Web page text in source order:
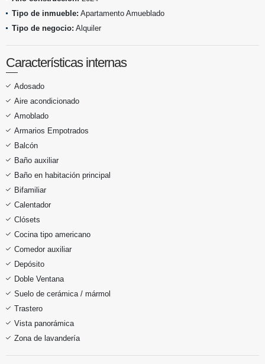
Tipo de inmueble: Apartamento Amueblado
Tipo de negocio: Alquiler
Características internas
Adosado
Aire acondicionado
Amoblado
Armarios Empotrados
Balcón
Baño auxiliar
Baño en habitación principal
Bifamiliar
Calentador
Clósets
Cocina tipo americano
Comedor auxiliar
Depósito
Doble Ventana
Suelo de cerámica / mármol
Trastero
Vista panorámica
Zona de lavandería